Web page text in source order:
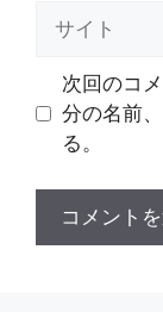
次回のコ
分の名前
る。